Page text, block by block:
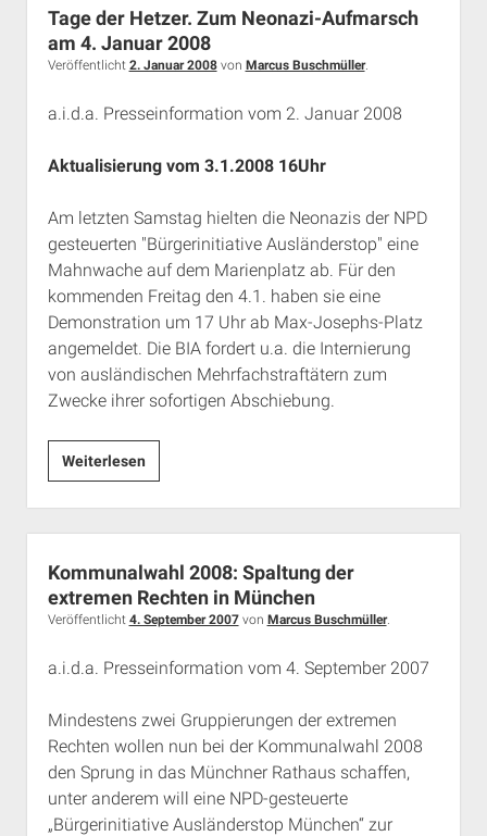
Rechte Termine München
Über a.i.d.a.
RSS-Feeds, Twitter & Facebook
Kontakt & PGP-Key
Tage der Hetzer. Zum Neonazi-Aufmarsch
am 4. Januar 2008
Veröffentlicht 2. Januar 2008von Marcus Buschmüller.
a.i.d.a. Presseinformation vom 2. Januar 2008
Aktualisierung vom 3.1.2008 16Uhr
Am letzten Samstag hielten die Neonazis der NPD
gesteuerten "Bürgerinitiative Ausländerstop" eine
Mahnwache auf dem Marienplatz ab. Für den
kommenden Freitag den 4.1. haben sie eine
Demonstration um 17 Uhr ab Max-Josephs-Platz
angemeldet. Die BIA fordert u.a. die Internierung
von ausländischen Mehrfachstraftätern zum
Zwecke ihrer sofortigen Abschiebung.
WeiterlesenTage
der
Hetzer.
Zum
Neonazi-
Aufmarsch
am
Januar
Kommunalwahl 2008: Spaltung der
extremen Rechten in München
Veröffentlicht 4. September 2007von Marcus Buschmüller.
a.i.d.a. Presseinformation vom 4. September 2007
Mindestens zwei Gruppierungen der extremen
Rechten wollen nun bei der Kommunalwahl 2008
den Sprung in das Münchner Rathaus schaffen,
unter anderem will eine NPD-gesteuerte
„Bürgerinitiative Ausländerstop München“ zur